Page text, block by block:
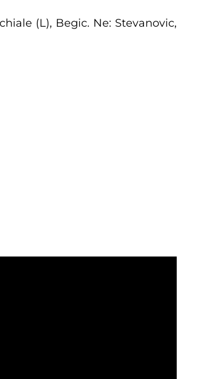
(L), Begic. Ne: Stevanovic,